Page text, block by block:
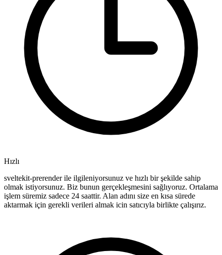
Hızlı
sveltekit-prerender ile ilgileniyorsunuz ve hızlı bir şekilde sahip
olmak istiyorsunuz. Biz bunun gerçekleşmesini sağlıyoruz. Ortalama
işlem süremiz sadece 24 saattir. Alan adını size en kısa sürede
aktarmak için gerekli verileri almak icin satıcıyla birlikte çalışırız.